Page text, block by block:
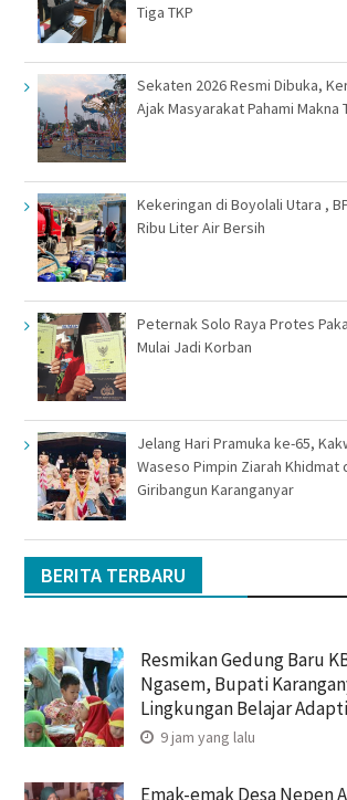
Tiga TKP
Sekaten 2026 Resmi Dibuka,
Ajak Masyarakat Pahami Makna
Kekeringan di Boyolali Utara ,
Ribu Liter Air Bersih
Peternak Solo Raya Protes
Mulai Jadi Korban
Jelang Hari Pramuka ke-65,
Waseso Pimpin Ziarah Khidmat
Giribangun Karanganyar
BERITA TERBARU
Resmikan Gedung Baru
Ngasem, Bupati
Lingkungan Belajar
9 jam yang lalu
Emak-emak Desa Nepen